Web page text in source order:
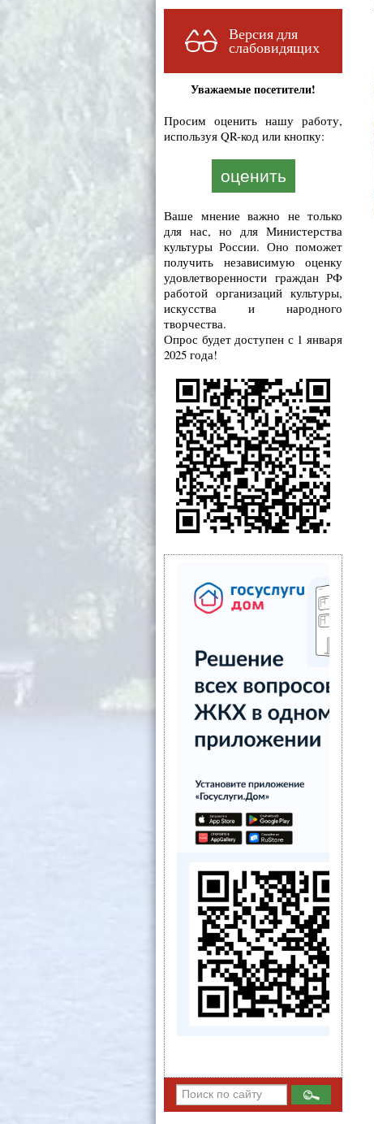
Версия для
слабовидящих
Уважаемые посетители!
Просим оценить нашу работу,
используя QR-код или кнопку:
оценить
Ваше мнение важно не только
для нас, но для Министерства
культуры России. Оно поможет
получить независимую оценку
удовлетворенности граждан РФ
работой организаций культуры,
искусства и народного
творчества.
Опрос будет доступен с 1 января
2025 года!